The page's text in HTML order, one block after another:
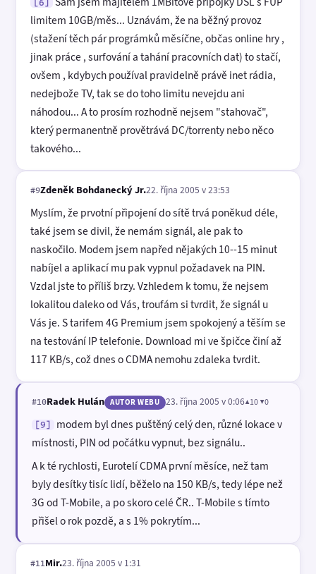
[6]
limitem 10GB/měs... Uznávám, že na běžný provoz
(stažení těch pár prográmků měsíčne, občas online hry ,
jinak práce , surfování a tahání pracovních dat) to stačí,
ovšem , kdybych používal pravidelně právě inet rádia,
nedejbože TV, tak se do toho limitu nevejdu ani
náhodou... A to prosím rozhodně nejsem "stahovač",
který permanentně provětrává DC/torrenty nebo něco
takového...
#9Zdeněk Bohdanecký Jr.22. října 2005 v 23:53
Myslím, že prvotní připojení do sítě trvá poněkud déle,
také jsem se divil, že nemám signál, ale pak to
naskočilo. Modem jsem napřed nějakých 10--15 minut
nabíjel a aplikací mu pak vypnul požadavek na PIN.
Vzdal jste to příliš brzy. Vzhledem k tomu, že nejsem
lokalitou daleko od Vás, troufám si tvrdit, že signál u
Vás je. S tarifem 4G Premium jsem spokojený a těším se
na testování IP telefonie. Download mi ve špičce činí až
117 KB/s, což dnes o CDMA nemohu zdaleka tvrdit.
#10Radek Hulán AUTOR WEBU 23. října 2005 v 0:06▲10 ▼0
[9]
modem byl dnes puštěný celý den, různé lokace v
místnosti, PIN od počátku vypnut, bez signálu..
A k té rychlosti, Eurotelí CDMA první měsíce, než tam
byly desítky tisíc lidí, běželo na 150 KB/s, tedy lépe než
3G od T-Mobile, a po skoro celé ČR.. T-Mobile s tímto
přišel o rok pozdě, a s 1% pokrytím...
#11Mir.23. října 2005 v 1:31